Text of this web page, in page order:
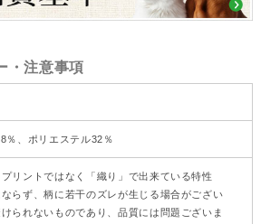
・注意事項
％、ポリエステル32％
リントではなく「織り」で出来ている特性
らず、柄に若干のズレが生じる場合がござい
られないものであり、品質には問題ございま